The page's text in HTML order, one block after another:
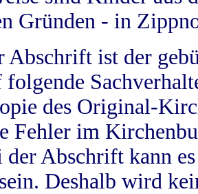
Gründen - in
Abschrift ist der
folgende
des Original-
Fehler im
Abschrift kann
Deshalb wird